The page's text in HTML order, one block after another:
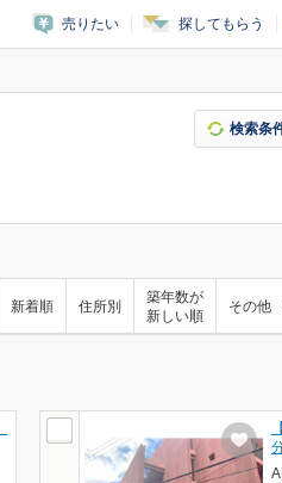
売りたい 探してもらう
検索条
新着順 住所別
築年数が
新しい順
その他